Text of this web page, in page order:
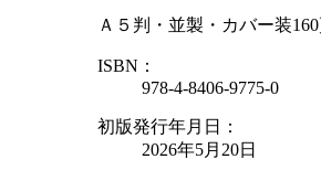
Ａ５判・並製・カバー装
ISBN：
978-4-8406-9775-0
初版発行年月日：
2026年5月20日